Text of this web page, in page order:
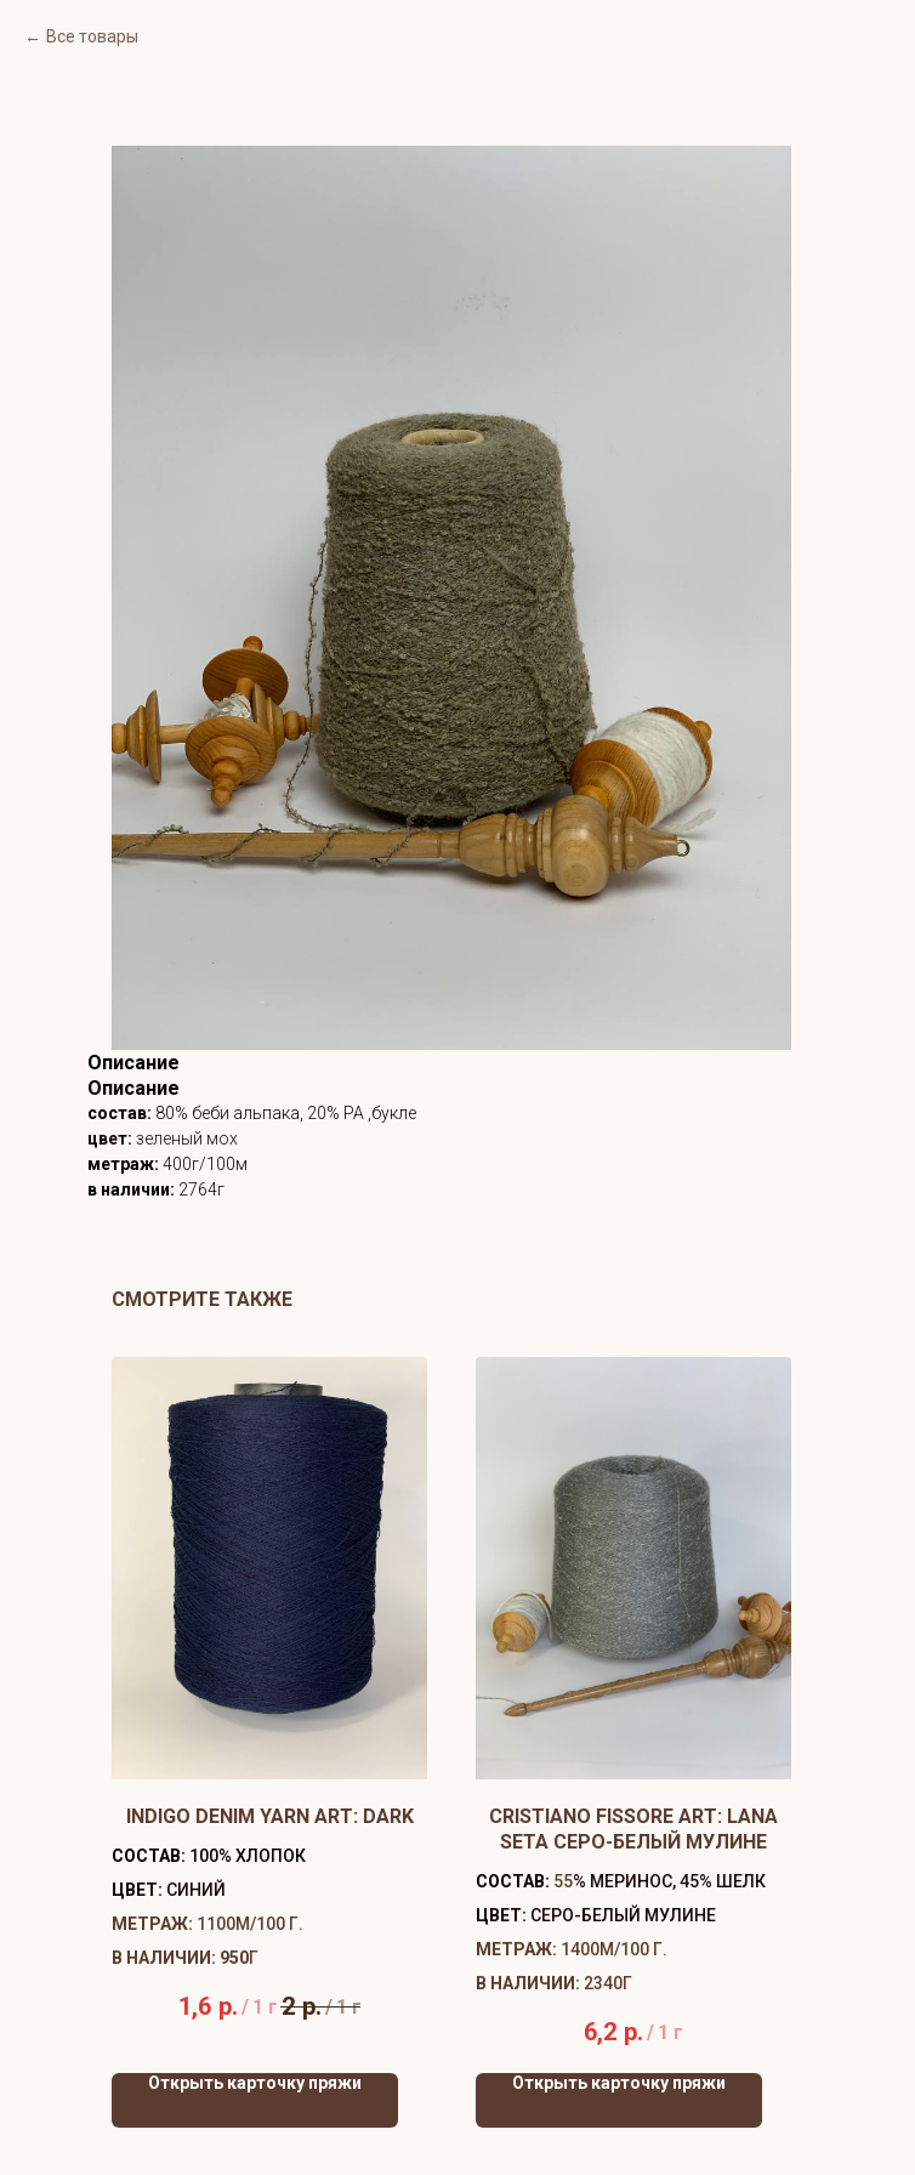
Все товары
Описание
Описание
состав: 80% беби альпака, 20% PA ,букле
цвет: зеленый мох
метраж: 400г/100м
в наличии: 2764г
СМОТРИТЕ ТАКЖЕ
INDIGO DENIM YARN ART: DARK
СОСТАВ: 100% ХЛОПОК
ЦВЕТ: СИНИЙ
МЕТРАЖ: 1100М/100 Г.
В НАЛИЧИИ: 950Г
1,6 р. / 1 г2 р./1 г
Открыть карточку пряжи
CRISTIANO FISSORE ART: LANA
SETA СЕРО-БЕЛЫЙ МУЛИНЕ
СОСТАВ: 55% МЕРИНОС, 45% ШЕЛК
ЦВЕТ: СЕРО-БЕЛЫЙ МУЛИНЕ
МЕТРАЖ: 1400М/100 Г.
В НАЛИЧИИ: 2340Г
6,2 р. / 1 г
Открыть карточку пряжи